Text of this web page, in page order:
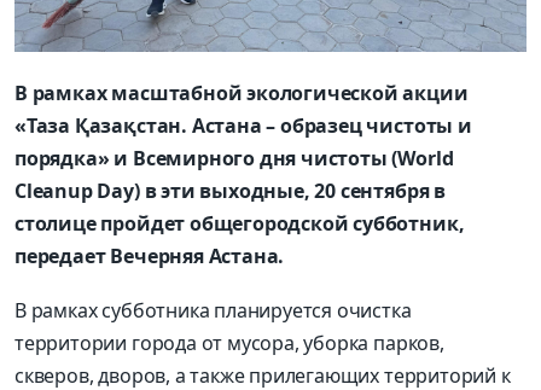
В рамках масштабной экологической акции
«Таза Қазақстан. Астана – образец чистоты и
порядка» и Всемирного дня чистоты (World
Cleanup Day) в эти выходные, 20 сентября в
столице пройдет общегородской субботник,
передает Вечерняя Астана.
В рамках субботника планируется очистка
территории города от мусора, уборка парков,
скверов, дворов, а также прилегающих территорий к